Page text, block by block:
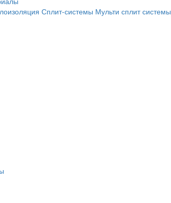
Сплит-системы Мульти сплит системы